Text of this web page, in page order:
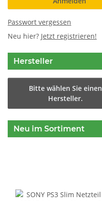
Passwort vergessen
Neu hier? Jetzt registrieren!
Hersteller
Bitte wählen Sie einen
Hersteller.
Neu im Sortiment